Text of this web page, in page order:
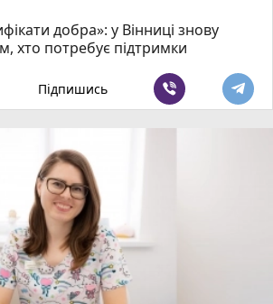
добра»: у Вінниці знову
хто потребує підтримки
Підпишись